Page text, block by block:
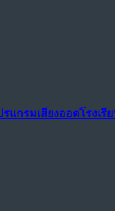
รแกรมเสียงออดโรงเ